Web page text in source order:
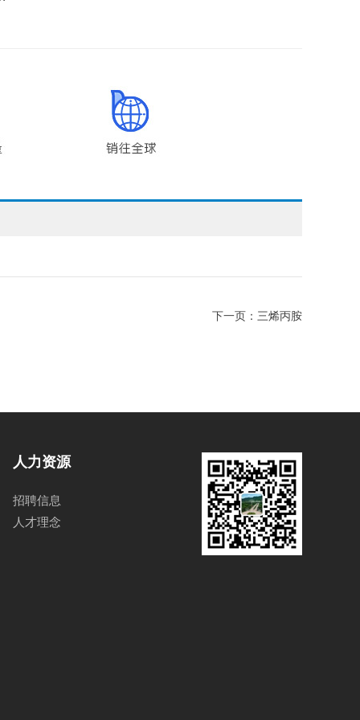
下一页： 三烯丙胺
人力资源
招聘信息
人才理念